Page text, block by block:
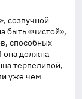
созвучной
быть «чистой»,
способных
она должна
терпеливой,
уже чем